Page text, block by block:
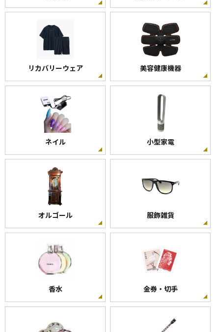
リカバリーウェア 美容健康機器
ネイル 小型家電
オルゴール 服飾雑貨
香水 金券・切手